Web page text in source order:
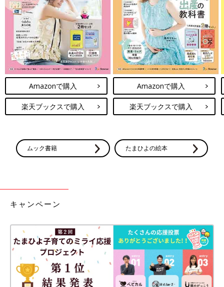
Amazonで購入
楽天ブックスで購入
Amazonで購入
楽天ブックスで購入
ムック書籍 たまひよの絵本
キャンペーン